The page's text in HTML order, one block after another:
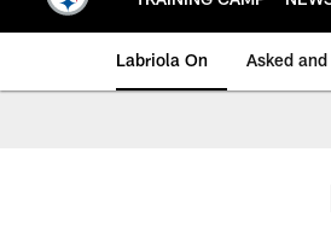
Labriola On Asked